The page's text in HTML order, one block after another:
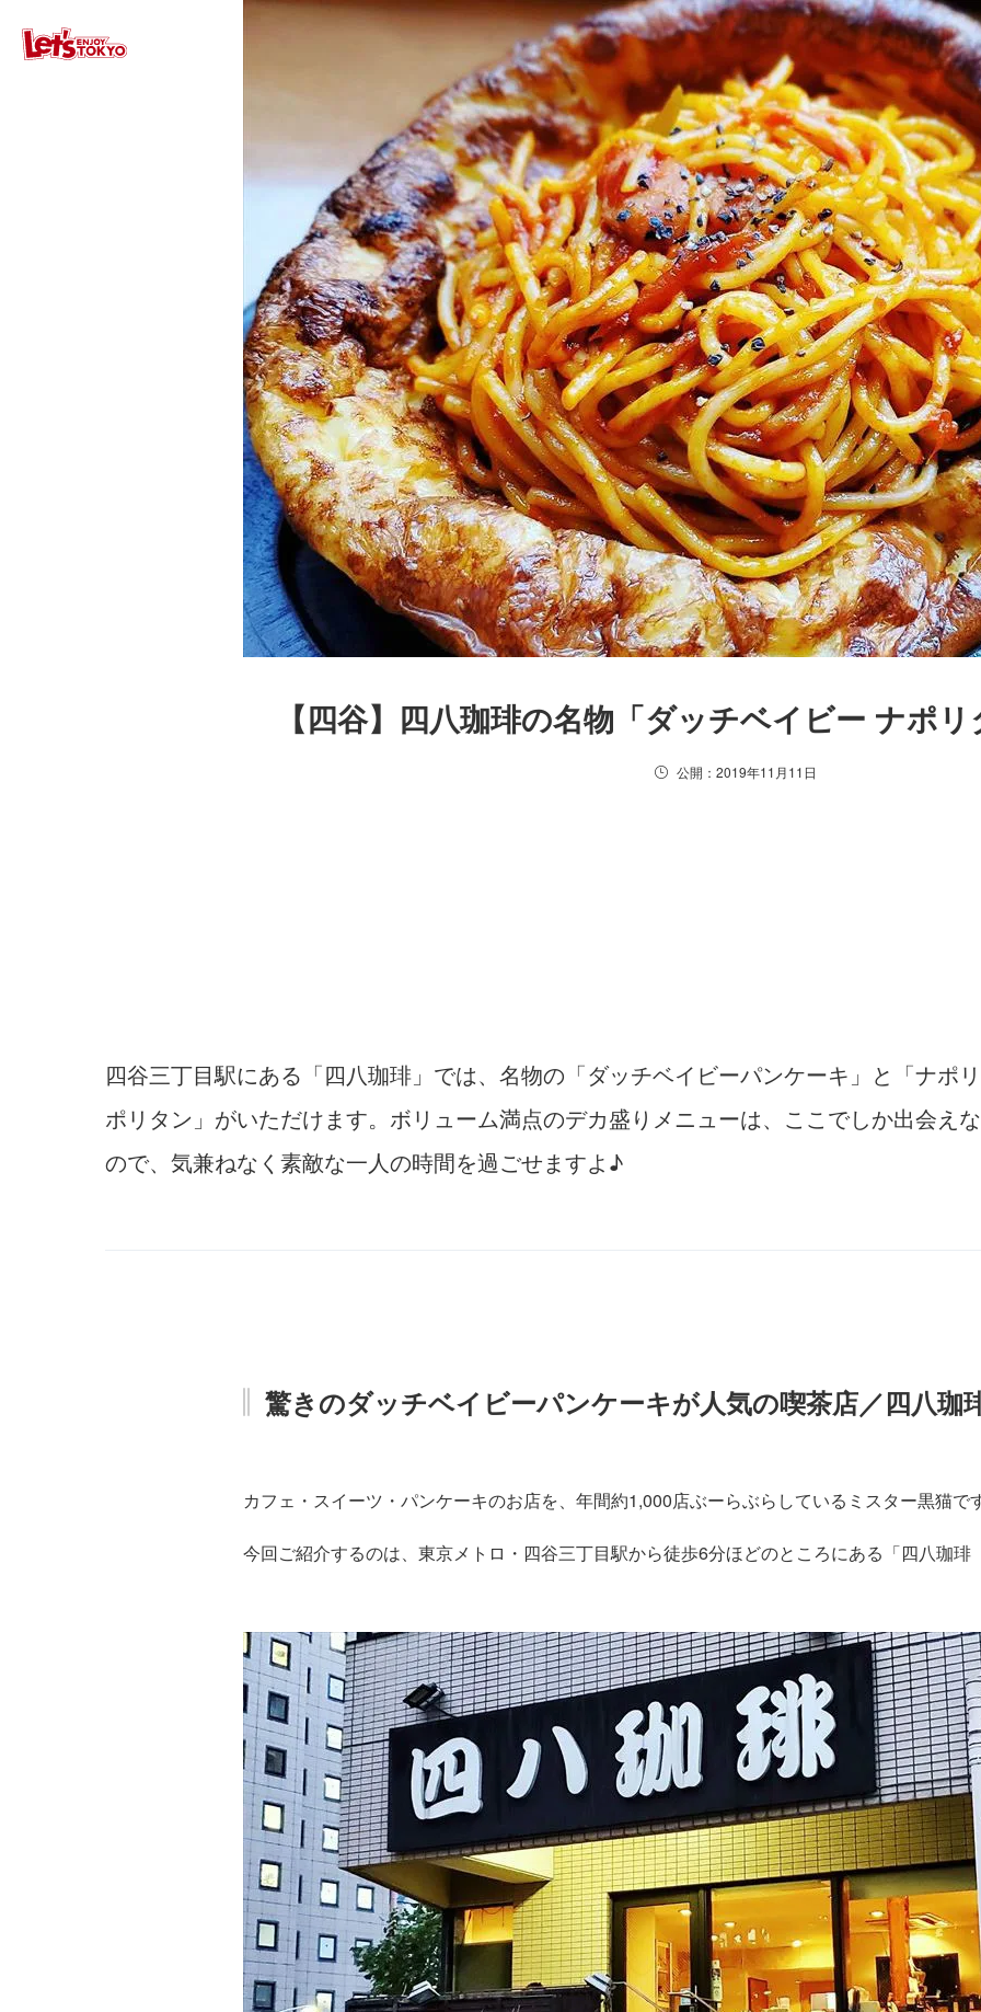
【四谷】四八珈琲の名物「ダッチベイビー ナポ
公開：2019年11月11日
四谷三丁目駅にある「四八珈琲」では、名物の「ダッチベイビーパンケーキ」と「ナポ
ポリタン」がいただけます。ボリューム満点のデカ盛りメニューは、ここでしか出会え
ので、気兼ねなく素敵な一人の時間を過ごせますよ♪
驚きのダッチベイビーパンケーキが人気の喫茶店／四八珈
カフェ・スイーツ・パンケーキのお店を、年間約1,000店ぶーらぶらしているミスター黒猫で
今回ご紹介するのは、東京メトロ・四谷三丁目駅から徒歩6分ほどのところにある「四八珈琲